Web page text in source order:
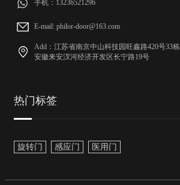
手机：13236521296
E-mail: philor-door@163.com
Add：江苏省南京中山科技园旺鑫路420号33栋
安徽来安汊河经济开发区长宁路19号
热门标签
旋转门 感应门 医用门